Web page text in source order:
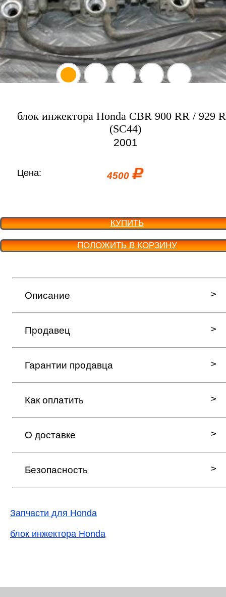
блок инжектора Honda CBR 900 RR / 929
(SC44)
2001
Цена: 4500
КУПИТЬ
ПОЛОЖИТЬ В КОРЗИНУ
Описание
Продавец
Гарантии продавца
Как оплатить
О доставке
Безопасность
Запчасти для Honda
блок инжектора Honda